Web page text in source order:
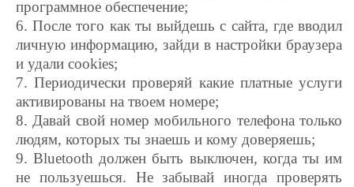
программное обеспечение;
6. После того как ты выйдешь с сайта, где вводил
личную информацию, зайди в настройки браузера
и удали cookies;
7. Периодически проверяй какие платные услуги
активированы на твоем номере;
8. Давай свой номер мобильного телефона только
людям, которых ты знаешь и кому доверяешь;
9. Bluetooth должен быть выключен, когда ты им
не пользуешься. Не забывай иногда проверять